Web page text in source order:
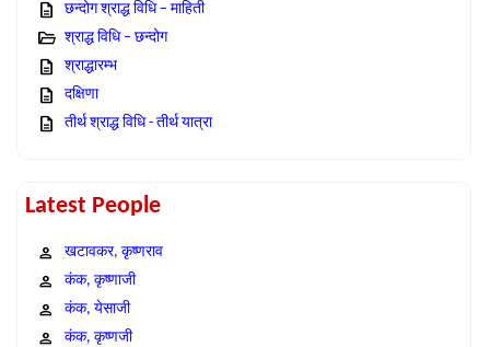
छन्दोग श्राद्ध विधि – माहिती
श्राद्ध विधि – छन्दोग
श्राद्धारम्भ
दक्षिणा
तीर्थ श्राद्ध विधि - तीर्थ यात्रा
Latest People
खटावकर, कृष्णराव
कंक, कृष्णाजी
कंक, येसाजी
कंक, कृष्णजी